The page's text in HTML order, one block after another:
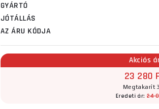
GYÁRTÓ
JÓTÁLLÁS
AZ ÁRU KÓDJA
Akciós
23 280
Megtakarít
Eredeti ár:24